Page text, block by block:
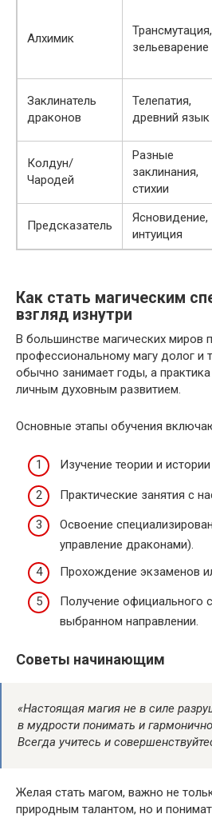
Алхимик
Трансмутация,
зельеварение
Заклинатель
драконов
Телепатия,
древний язык
Колдун/
Чародей
Разные
заклинания,
стихии
Предсказатель
Ясновидение,
интуиция
Как стать магическим
взгляд изнутри
В большинстве магических миров
профессиональному магу долог и
обычно занимает годы, а
личным духовным развитием.
Основные этапы обучения
Изучение теории и
Практические занятия с
Освоение
управление драконами).
Прохождение экзаменов
Получение официального
выбранном направлении.
Советы начинающим
«Настоящая магия не в силе
в мудрости понимать и
Всегда учитесь и
Желая стать магом, важно не
природным талантом, но и